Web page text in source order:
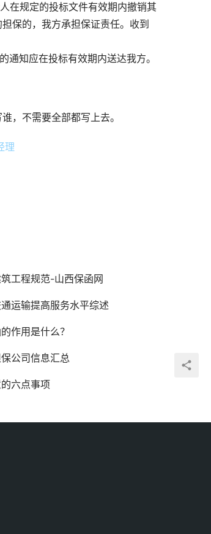
在规定的投标文件有效期内撤销其
保的，我方承担保证责任。收到
知应在投标有效期内送达我方。
，不需要全部都写上去。
理
工程规范-山西保函网
运输提高服务水平综述
作用是什么？
公司信息汇总
六点事项